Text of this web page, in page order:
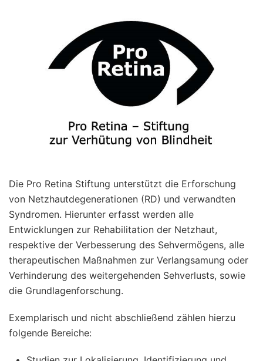
Die Pro Retina Stiftung unterstützt die Erforschung
von Netzhautdegenerationen (RD) und verwandten
Syndromen. Hierunter erfasst werden alle
Entwicklungen zur Rehabilitation der Netzhaut,
respektive der Verbesserung des Sehvermögens, alle
therapeutischen Maßnahmen zur Verlangsamung oder
Verhinderung des weitergehenden Sehverlusts, sowie
die Grundlagenforschung.
Exemplarisch und nicht abschließend zählen hierzu
folgende Bereiche: